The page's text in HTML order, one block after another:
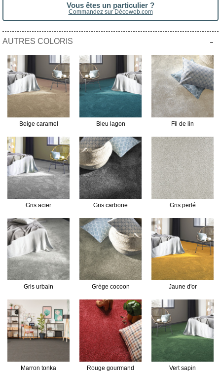
Vous êtes un particulier ?
Commandez sur Décoweb.com
AUTRES COLORIS -
Beige caramel Bleu lagon Fil de lin
Gris acier Gris carbone Gris perlé
Gris urbain Grège cocoon Jaune d'or
Marron tonka Rouge gourmand Vert sapin